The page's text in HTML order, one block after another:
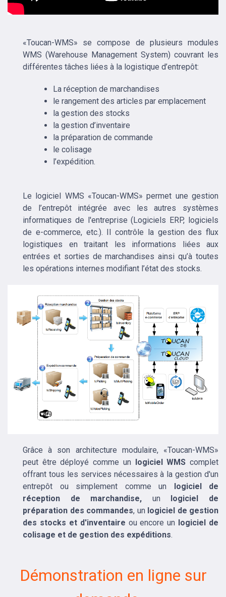
«Toucan-WMS» se compose de plusieurs modules
WMS (Warehouse Management System) couvrant les
différentes tâches liées à la logistique d’entrepôt:
La réception de marchandises
le rangement des articles par emplacement
la gestion des stocks
la gestion d’inventaire
la préparation de commande
le colisage
l’expédition.
Le logiciel WMS «Toucan-WMS» permet une gestion
de l’entrepôt intégrée avec les autres systèmes
informatiques de l'entreprise (Logiciels ERP, logiciels
de e-commerce, etc.). Il contrôle la gestion des flux
logistiques en traitant les informations liées aux
entrées et sorties de marchandises ainsi qu’à toutes
les opérations internes modifiant l’état des stocks.
Grâce à son architecture modulaire, «Toucan-WMS»
peut être déployé comme un logiciel WMS complet
offrant tous les services nécessaires à la gestion d'un
entrepôt ou simplement comme un logiciel de
réception de marchandise, un logiciel de
préparation des commandes, un logiciel de gestion
des stocks et d'inventaire ou encore un logiciel de
colisage et de gestion des expéditions.
Démonstration en ligne sur